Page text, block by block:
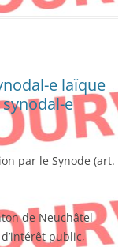
e laïque
e
par le Synode (art.
de Neuchâtel
public,